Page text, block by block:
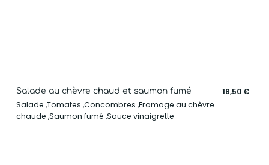
Salade au chèvre chaud et saumon fumé
Salade ,Tomates ,Concombres ,Fromage au chèvre
chaude ,Saumon fumé ,Sauce vinaigrette
18,50 €